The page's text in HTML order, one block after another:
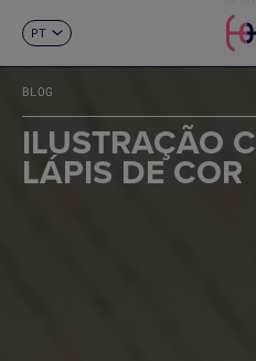
EN
FR
DE
IT
PT
BLOG
ILUSTRAÇÃO
LÁPIS DE COR